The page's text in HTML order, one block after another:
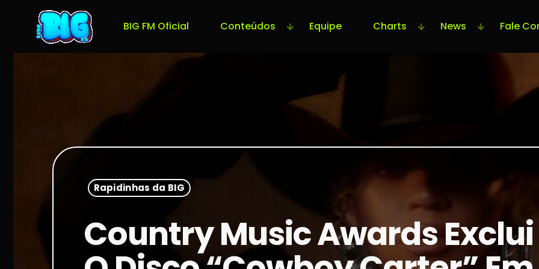
BIG FM Oficial Conteúdos Equipe Charts News Fale
Rapidinhas da BIG
Country Music Awards Exclui